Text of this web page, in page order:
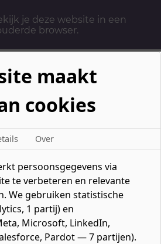
je deze website in een
browser.
maakt
cookies
Over
persoonsgegevens via
te verbeteren en relevante
We gebruiken statistische
1 partij) en
Microsoft, LinkedIn,
Pardot — 7 partijen).